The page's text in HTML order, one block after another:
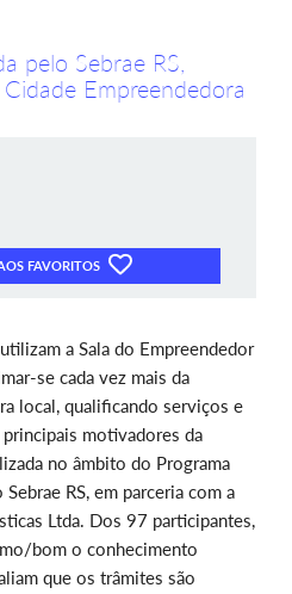
pelo Sebrae RS,
Empreendedora
FAVORITOS
a Sala do Empreendedor
se cada vez mais da
local, qualificando serviços e
motivadores da
no âmbito do Programa
RS, em parceria com a
Ltda. Dos 97 participantes,
bom o conhecimento
que os trâmites são